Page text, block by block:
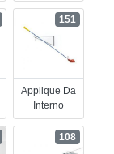
Applique Da
Interno
151
108